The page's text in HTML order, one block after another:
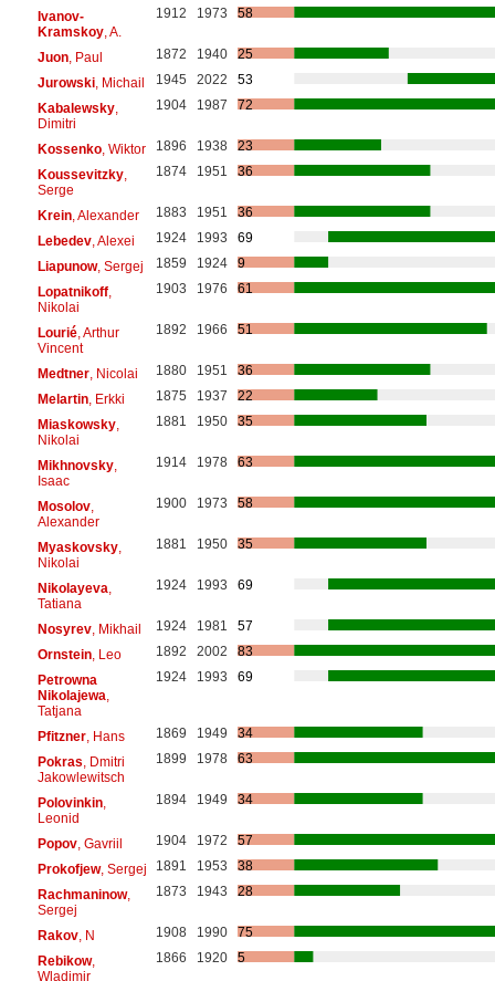
Ivanov-
Kramskoy, A.
1912 1973 58
Juon, Paul 1872 1940
25
Jurowski, Michail 1945 2022
53
Kabalewsky,
Dimitri
1904 1987 72
Kossenko, Wiktor 1896 1938
23
Koussevitzky,
Serge
1874 1951 36
Krein, Alexander 1883 1951
36
Lebedev, Alexei 1924 1993
69
Liapunow, Sergej 1859 1924
9
Lopatnikoff,
Nikolai
1903 1976 61
Lourié, Arthur
Vincent
1892 1966 51
Medtner, Nicolai 1880 1951
36
Melartin, Erkki 1875 1937
22
Miaskowsky,
Nikolai
1881 1950 35
Mikhnovsky,
Isaac
1914 1978 63
Mosolov,
Alexander
1900 1973 58
Myaskovsky,
Nikolai
1881 1950 35
Nikolayeva
Tatiana
1924 1993 69
Nosyrev, Mikhail 1924 1981
57
Ornstein, Leo 1892 2002
83
Petrowna
Nikolajewa
Tatjana
1924 1993 69
Pfitzner, Hans 1869 1949
34
Pokras , Dmitri
Jakowlewitsch
1899 1978 63
Polovinkin,
Leonid
1894 1949 34
Popov, Gavriil 1904 1972
57
Prokofjew, Sergej 1891 1953
38
Rachmaninow,
Sergej
1873 1943 28
Rakov, N 1908 1990
75
Rebikow,
Wladimir
1866 1920 5